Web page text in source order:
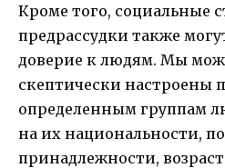
Кроме того, социальные
предрассудки также
доверие к людям. Мы
скептически настроены
определенным группам
на их национальности,
принадлежности,